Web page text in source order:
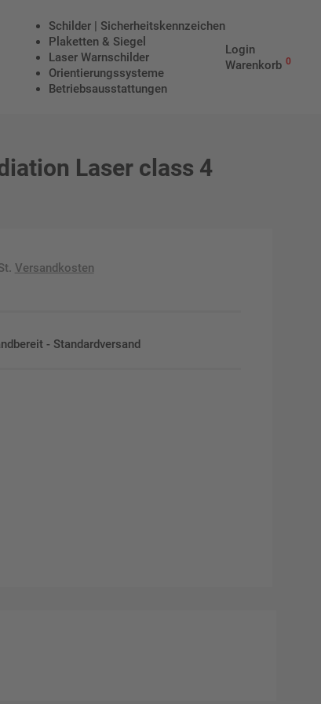
Schilder | Sicherheitskennzeichen
Plaketten & Siegel
Laser Warnschilder
Orientierungssysteme
Betriebs­aus­stattungen
Login
Warenkorb 0
Laser class 4
Versandkosten
- Standardversand